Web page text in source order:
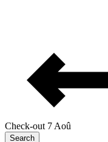
Check-out 7 Aoû
Search